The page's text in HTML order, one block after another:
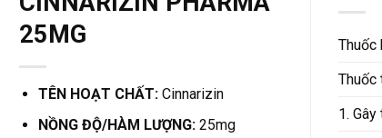
Thuốc
Thuốc
1.
25MG
TÊN HOẠT CHẤT: Cinnarizin
NỒNG ĐỘ/HÀM LƯỢNG: 25mg